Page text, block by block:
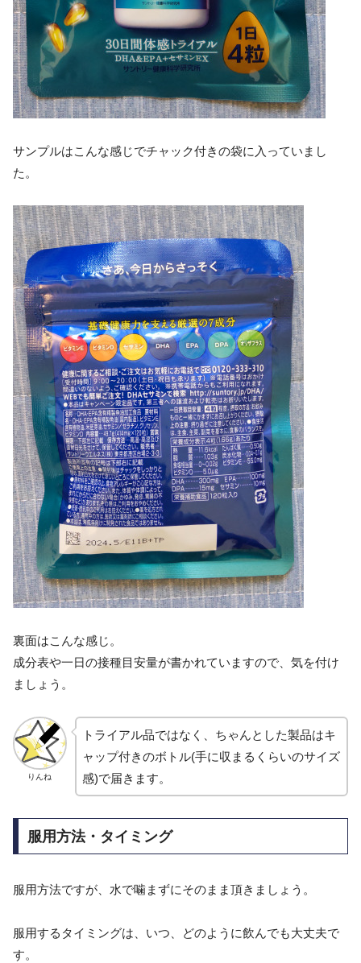
サンプルはこんな感じでチャック付きの袋に入っていまし
た。
裏面はこんな感じ。
成分表や一日の接種目安量が書かれていますので、気を付け
ましょう。
りんね
トライアル品ではなく、ちゃんとした製品はキ
ャップ付きのボトル(手に収まるくらいのサイズ
感)で届きます。
服用方法・タイミング
服用方法ですが、水で噛まずにそのまま頂きましょう。
服用するタイミングは、いつ、どのように飲んでも大丈夫で
す。